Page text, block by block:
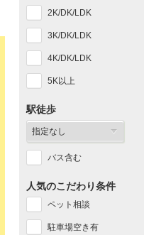
2K/DK/LDK
3K/DK/LDK
4K/DK/LDK
5K以上
駅徒歩
バス含む
人気のこだわり条件
ペット相談
駐車場空き有